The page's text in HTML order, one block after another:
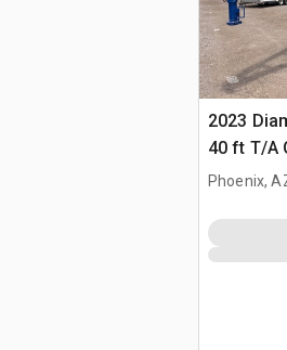
2023
40 ft T/A
Phoenix,